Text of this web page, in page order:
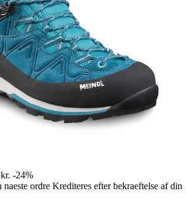
-24%
naeste ordre Krediteres efter bekraeftelse af din